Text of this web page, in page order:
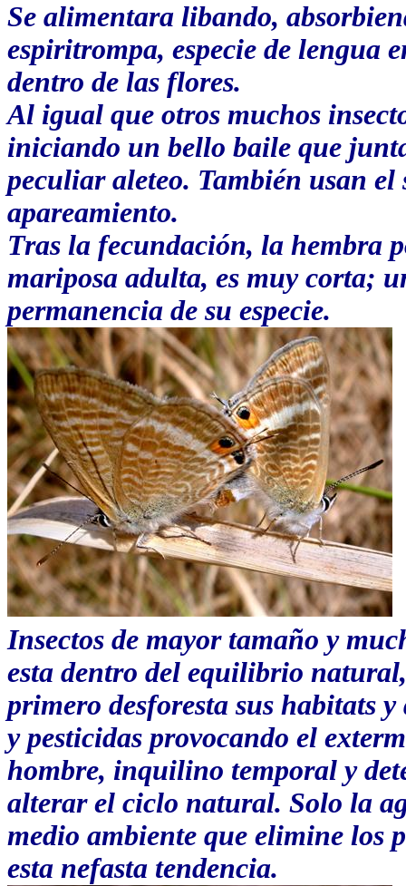
Se alimentara libando,
espiritrompa, especie de lengua
dentro de las flores.
Al igual que otros muchos
iniciando un bello baile que
peculiar aleteo. También usan
apareamiento.
Tras la fecundación, la hembra
mariposa adulta, es muy corta;
permanencia de su especie.
Insectos de mayor tamaño y
esta dentro del equilibrio
primero desforesta sus habitats
y pesticidas provocando el
hombre, inquilino temporal y
alterar el ciclo natural. Solo la
medio ambiente que elimine los
esta nefasta tendencia.